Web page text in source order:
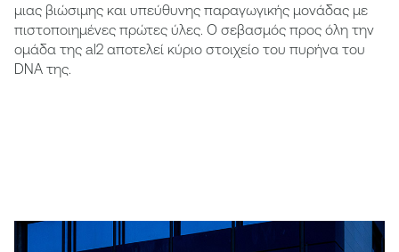
μιας βιώσιμης και υπεύθυνης παραγωγικής μονάδας με
πιστοποιημένες πρώτες ύλες. Ο σεβασμός προς όλη την
ομάδα της al2 αποτελεί κύριο στοιχείο του πυρήνα του
DNA της.